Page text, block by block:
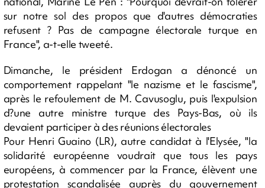
sur notre sol des propos que d'autres démocraties
refusent ? Pas de campagne électorale turque en
France", a-t-elle tweeté.
Dimanche, le président Erdogan a dénoncé un
comportement rappelant "le nazisme et le fascisme",
après le refoulement de M. Cavusoglu, puis l'expulsion
d?une autre ministre turque des Pays-Bas, où ils
devaient participer à des réunions électorales
Pour Henri Guaino (LR), autre candidat à l'Elysée, "la
solidarité européenne voudrait que tous les pays
européens, à commencer par la France, élèvent une
protestation scandalisée auprès du gouvernement